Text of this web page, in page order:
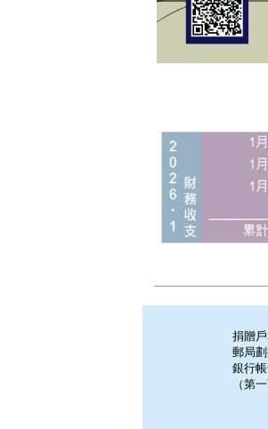
捐贈
郵局
銀行
（第